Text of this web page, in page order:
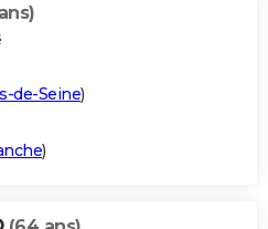
de-Seine)
)